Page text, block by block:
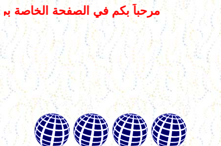
مرحباً بكم في الصفحة الخاصة بي